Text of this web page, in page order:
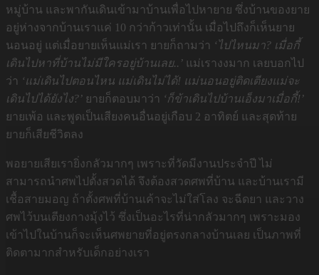
หมู่บ้าน และพากันเดินเข้ามาบ้านเพื่อไปหายาย ซึ่งบ้านของยาย
อยู่ห่างจากบ้านเราแค่ 10 กว่าก้าวเท่านั้น เมื่อไปถึงก็เห็นยาย
นอนอยู่ แต่เมื่อยายเห็นแม่เรา ยายก็ถามว่า ‘ไปไหนมา? เมื่อกี้
เดินไปหาที่บ้านไม่มีใครอยู่บ้านเลย..’ แม่เรางงมาก เลยบอกไป
ว่า ‘แม่เดินไปตอนไหน แม่เดินไม่ได้! แม่นอนอยู่ติดเตียงแม่จะ
เดินไปได้ยังไง?’ ยายก็ตอบมาว่า ‘ก็ข้าเดินไปบ้านเอ็งมาเมื่อกี้!’
ยายเพ้อ และพูดเป็นเสียงคนอื่นอยู่เกือบ 2 อาทิตย์ และสุดท้าย
ยายก็เสียชีวิตลง
พอยายเสียเรายิ่งกลัวมากๆ เพราะที่วัดมีงานประจำปี ไม่
สามารถนำศพไปตั้งสวดได้ จึงต้องสวดศพที่บ้าน และบ้านเรามี
เชื้อสายมอญ ถ้าตั้งศพที่บ้านเค้าจะไม่ใส่โลง จะฉีดยา และวาง
ศพไว้บนเตียงกางมุ้งไว้ ซึ่งเป็นอะไรที่น่ากลัวมากๆ เพราะมอง
เข้าไปในบ้านก็จะเห็นศพยายที่อยู่ตรงกลางบ้านเลย เป็นภาพที่
ติดตามากสำหรับเด็กอย่างเรา